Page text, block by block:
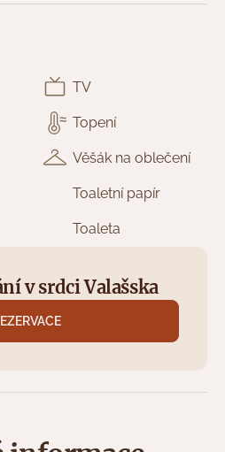
TV
Topení
Věšák na oblečení
Toaletní papír
Toaleta
v srdci Valašska